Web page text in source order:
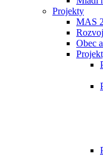
Projekty
MAS
Obec